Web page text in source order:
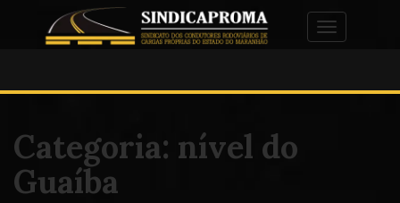
Alternar
Categoria: nível do
Guaíba